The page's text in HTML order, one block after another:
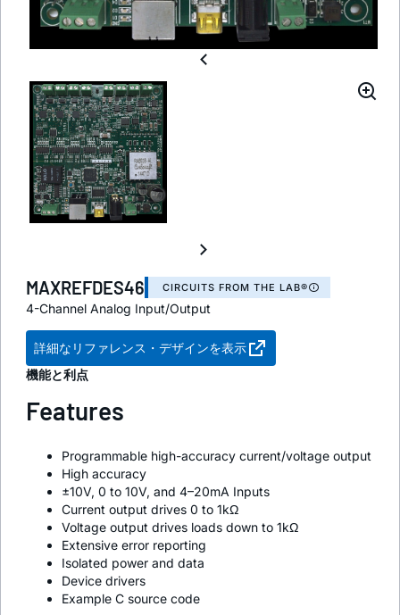
MAXREFDES46 CIRCUITS FROM THE LAB®
4-Channel Analog Input/Output
詳細なリファレンス・デザインを表示
機能と利点
Features
Programmable high-accuracy current/voltage output
High accuracy
±10V, 0 to 10V, and 4–20mA Inputs
Current output drives 0 to 1kΩ
Voltage output drives loads down to 1kΩ
Extensive error reporting
Isolated power and data
Device drivers
Example C source code